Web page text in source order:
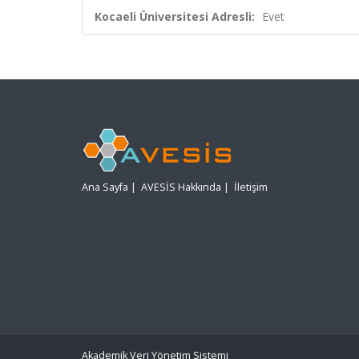
Kocaeli Üniversitesi Adresli: Evet
Ana Sayfa | AVESİS Hakkında | İletişim
Akademik Veri Yönetim Sistemi